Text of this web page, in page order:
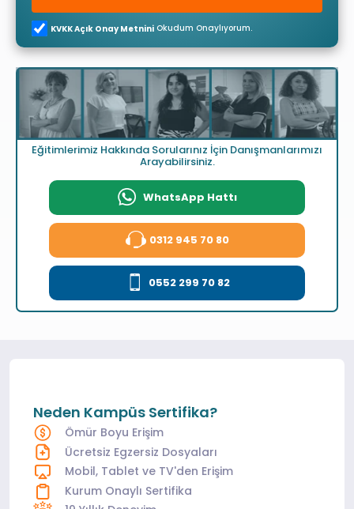
KVKK Açık Onay Metnini Okudum Onaylıyorum.
Eğitimlerimiz Hakkında Sorularınız İçin Danışmanlarımızı
Arayabilirsiniz.
WhatsApp Hattı
0312 945 70 80
0552 299 70 82
Neden Kampüs Sertifika?
Ömür Boyu Erişim
Ücretsiz Egzersiz Dosyaları
Mobil, Tablet ve TV'den Erişim
Kurum Onaylı Sertifika